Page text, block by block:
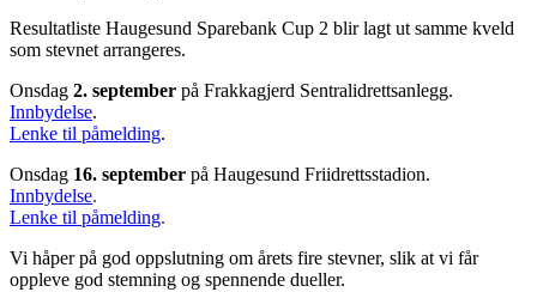
Resultatliste Haugesund Sparebank Cup 2 blir lagt ut samme kveld
som stevnet arrangeres.
Onsdag 2. september på Frakkagjerd Sentralidrettsanlegg.
Innbydelse.
Lenke til påmelding.
Onsdag 16. september på Haugesund Friidrettsstadion.
Innbydelse.
Lenke til påmelding.
Vi håper på god oppslutning om årets fire stevner, slik at vi får
oppleve god stemning og spennende dueller.